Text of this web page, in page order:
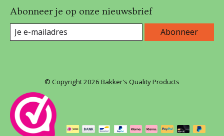
Abonneer je op onze nieuwsbrief
Abonneer
© Copyright 2026 Bakker's Quality Products